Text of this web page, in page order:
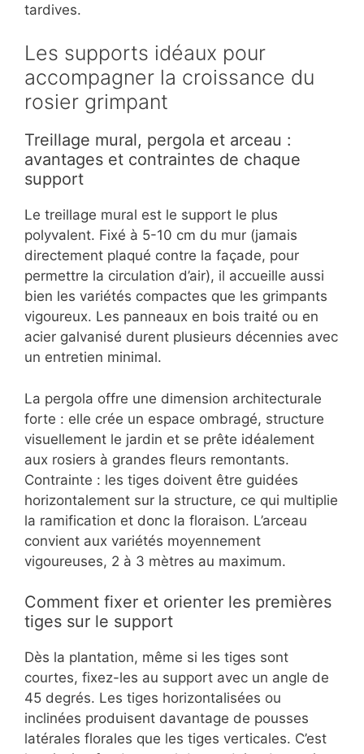
tardives.
Les supports idéaux pour
accompagner la croissance du
rosier grimpant
Treillage mural, pergola et arceau :
avantages et contraintes de chaque
support
Le treillage mural est le support le plus
polyvalent. Fixé à 5-10 cm du mur (jamais
directement plaqué contre la façade, pour
permettre la circulation d’air), il accueille aussi
bien les variétés compactes que les grimpants
vigoureux. Les panneaux en bois traité ou en
acier galvanisé durent plusieurs décennies avec
un entretien minimal.
La pergola offre une dimension architecturale
forte : elle crée un espace ombragé, structure
visuellement le jardin et se prête idéalement
aux rosiers à grandes fleurs remontants.
Contrainte : les tiges doivent être guidées
horizontalement sur la structure, ce qui multiplie
la ramification et donc la floraison. L’arceau
convient aux variétés moyennement
vigoureuses, 2 à 3 mètres au maximum.
Comment fixer et orienter les premières
tiges sur le support
Dès la plantation, même si les tiges sont
courtes, fixez-les au support avec un angle de
45 degrés. Les tiges horizontalisées ou
inclinées produisent davantage de pousses
latérales florales que les tiges verticales. C’est